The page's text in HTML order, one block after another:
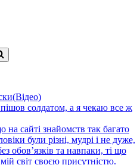
солдатом, а я чекаю все ж
на сайті знайомств так багато
були різні, мудрі і не дуже,
обов’язків та навпаки, ті що
світ своєю присутністю.